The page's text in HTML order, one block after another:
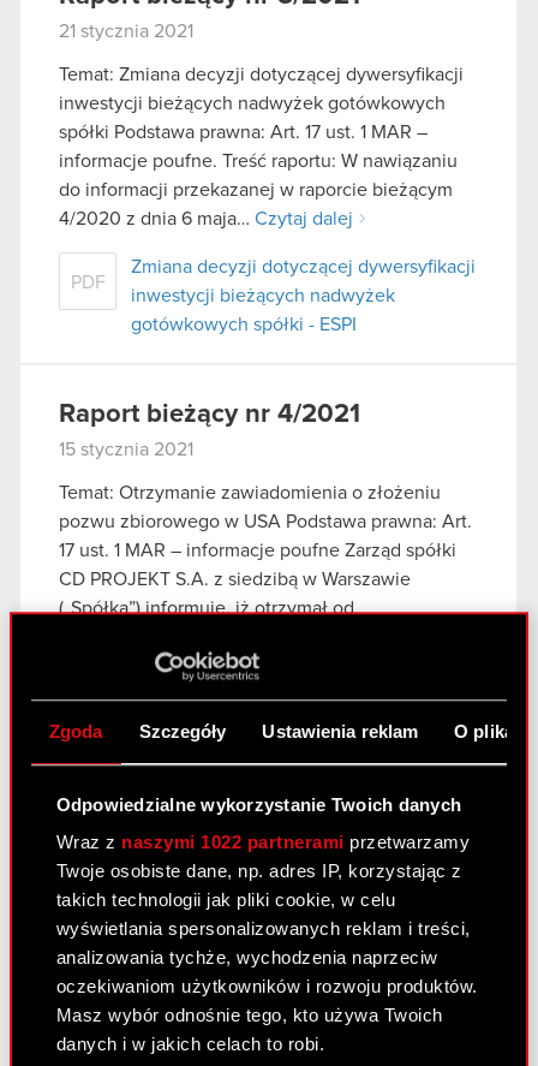
Zgoda Szczegóły Ustawienia reklam O
Odpowiedzialne wykorzystanie Twoich danych
Wraz z naszymi 1022 partnerami przetwarzamy
Twoje osobiste dane, np. adres IP, korzystając z
takich technologii jak pliki cookie, w celu
wyświetlania spersonalizowanych reklam i treści,
analizowania tychże, wychodzenia naprzeciw
oczekiwaniom użytkowników i rozwoju produktów.
Masz wybór odnośnie tego, kto używa Twoich
danych i w jakich celach to robi.
21 stycznia 2021
Temat: Zmiana decyzji dotyczącej dywersyfikacji
inwestycji bieżących nadwyżek gotówkowych
spółki Podstawa prawna: Art. 17 ust. 1 MAR –
informacje poufne. Treść raportu: W nawiązaniu
do informacji przekazanej w raporcie bieżącym
4/2020 z dnia 6 maja… Czytaj dalej
PDF
Zmiana decyzji dotyczącej dywersyfikacji
inwestycji bieżących nadwyżek
gotówkowych spółki - ESPI
Raport bieżący nr 4/2021
15 stycznia 2021
Temat: Otrzymanie zawiadomienia o złożeniu
pozwu zbiorowego w USA Podstawa prawna: Art.
17 ust. 1 MAR – informacje poufne Zarząd spółki
CD PROJEKT S.A. z siedzibą w Warszawie
(„Spółka”) informuje, iż otrzymał od
PDF
Otrzymanie zawiadomienia o złożeniu
Raport bieżący nr 3/2021
14 stycznia 2021
Temat: Ujawnienie stanu posiadania Podstawa
prawna: Art. 70 pkt 1 Ustawy o ofercie – nabycie
lub zbycie znacznego pakietu akcji Zarząd spółki
CD PROJEKT S.A. z siedzibą w Warszawie
(„Spółka”) przekazuje do publicznej wiadomości
treść…Czytaj dalej